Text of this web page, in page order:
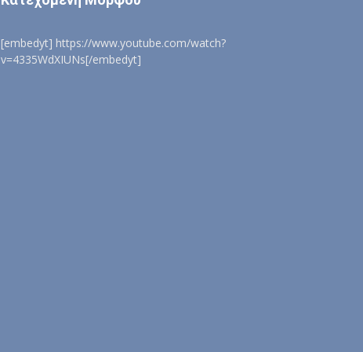
[embedyt] https://www.youtube.com/watch?
v=4335WdXIUNs[/embedyt]